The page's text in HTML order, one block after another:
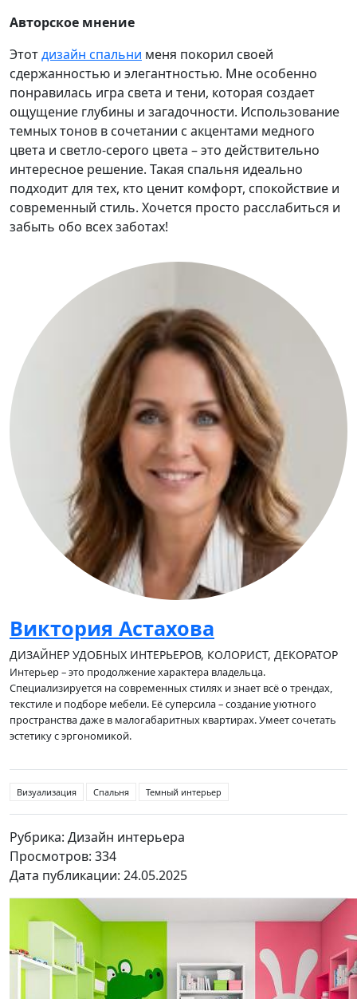
Авторское мнение
Этотдизайн спальни меня покорил своей
сдержанностью и элегантностью. Мне особенно
понравилась игра света и тени, которая создает
ощущение глубины и загадочности. Использование
темных тонов в сочетании с акцентами медного
цвета и светло-серого цвета – это действительно
интересное решение. Такая спальня идеально
подходит для тех, кто ценит комфорт, спокойствие и
современный стиль. Хочется просто расслабиться и
забыть обо всех заботах!
Виктория Астахова
ДИЗАЙНЕР УДОБНЫХ ИНТЕРЬЕРОВ, КОЛОРИСТ, ДЕКОРАТОР
Интерьер – это продолжение характера владельца.
Специализируется на современных стилях и знает всё о трендах,
текстиле и подборе мебели. Её суперсила – создание уютного
пространства даже в малогабаритных квартирах. Умеет сочетать
эстетику с эргономикой.
Визуализация Спальня Темный интерьер
Рубрика: Дизайн интерьера
Просмотров: 334
Дата публикации: 24.05.2025